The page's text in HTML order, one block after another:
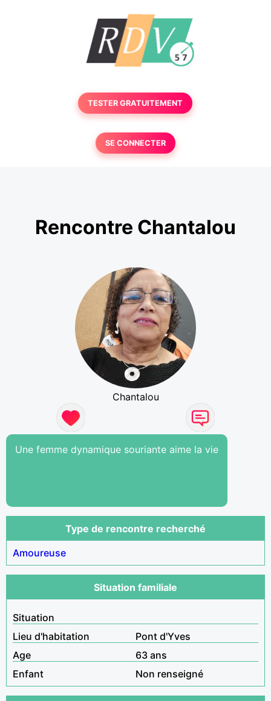
TESTER GRATUITEMENT
SE CONNECTER
Rencontre Chantalou
Chantalou
Une femme dynamique souriante aime la vie
Type de rencontre recherché
Amoureuse
Situation familiale
Situation
Lieu d'habitation
Pont d'Yves
Age
63 ans
Enfant
Non renseigné